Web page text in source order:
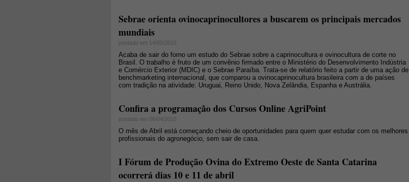
Sebrae orienta ovinocaprinocultores a buscarem os principais mercados
mundiais
postado em 14/05/2015
Acaba de sair do forno um estudo do Sebrae sobre a caprinocultura e ovinocultura de corte no
Brasil. O trabalho é fruto de um convênio firmado entre o Ministério do Desenvolvimento Indústria
e Comércio Exterior (MDIC) e o Sebrae Paraíba. Trata-se de relatório feito a partir de uma ação de
benchmarketing internacional, que comparou a ovinocaprinocultura brasileira com a de países
com tradição na atividade: Uruguai, Reino Unido, Nova Zelândia, Espanha e Austrália.
Confira a programação dos Cursos Online AgriPoint
postado em 06/04/2015
O mês de Abril está começando cheio de oportunidades para quem quer estudar com os melhores
profissionais do agronegócio, sem sair de casa.
I Fórum de Produção Ovina do Extremo Oeste de Santa Catarina
ocorrerá dias 10 e 11 de abril